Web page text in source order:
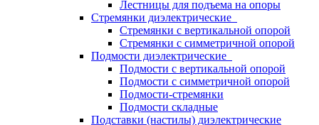
Лестницы для подъема на опоры
Стремянки диэлектрические
Стремянки с вертикальной опорой
Стремянки с симметричной опорой
Подмости диэлектрические
Подмости с вертикальной опорой
Подмости с симметричной опорой
Подмости-стремянки
Подмости складные
Подставки (настилы) диэлектрические